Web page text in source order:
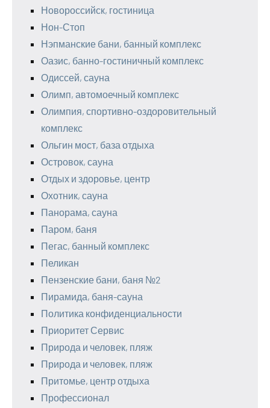
Новороссийск, гостиница
Нон-Стоп
Нэпманские бани, банный комплекс
Оазис, банно-гостиничный комплекс
Одиссей, сауна
Олимп, автомоечный комплекс
Олимпия, спортивно-оздоровительный
комплекс
Ольгин мост, база отдыха
Островок, сауна
Отдых и здоровье, центр
Охотник, сауна
Панорама, сауна
Паром, баня
Пегас, банный комплекс
Пеликан
Пензенские бани, баня №2
Пирамида, баня-сауна
Политика конфиденциальности
Приоритет Сервис
Природа и человек, пляж
Природа и человек, пляж
Притомье, центр отдыха
Профессионал